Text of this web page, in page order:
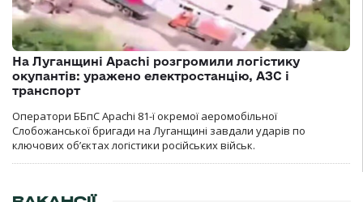
На Луганщині Apachi розгромили логістику
окупантів: уражено електростанцію, АЗС і
транспорт
Оператори ББпС Apachi 81-ї окремої аеромобільної
Слобожанської бригади на Луганщині завдали ударів по
ключових об’єктах логістики російських військ.